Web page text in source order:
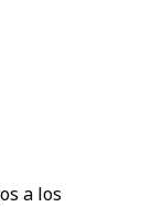
a los